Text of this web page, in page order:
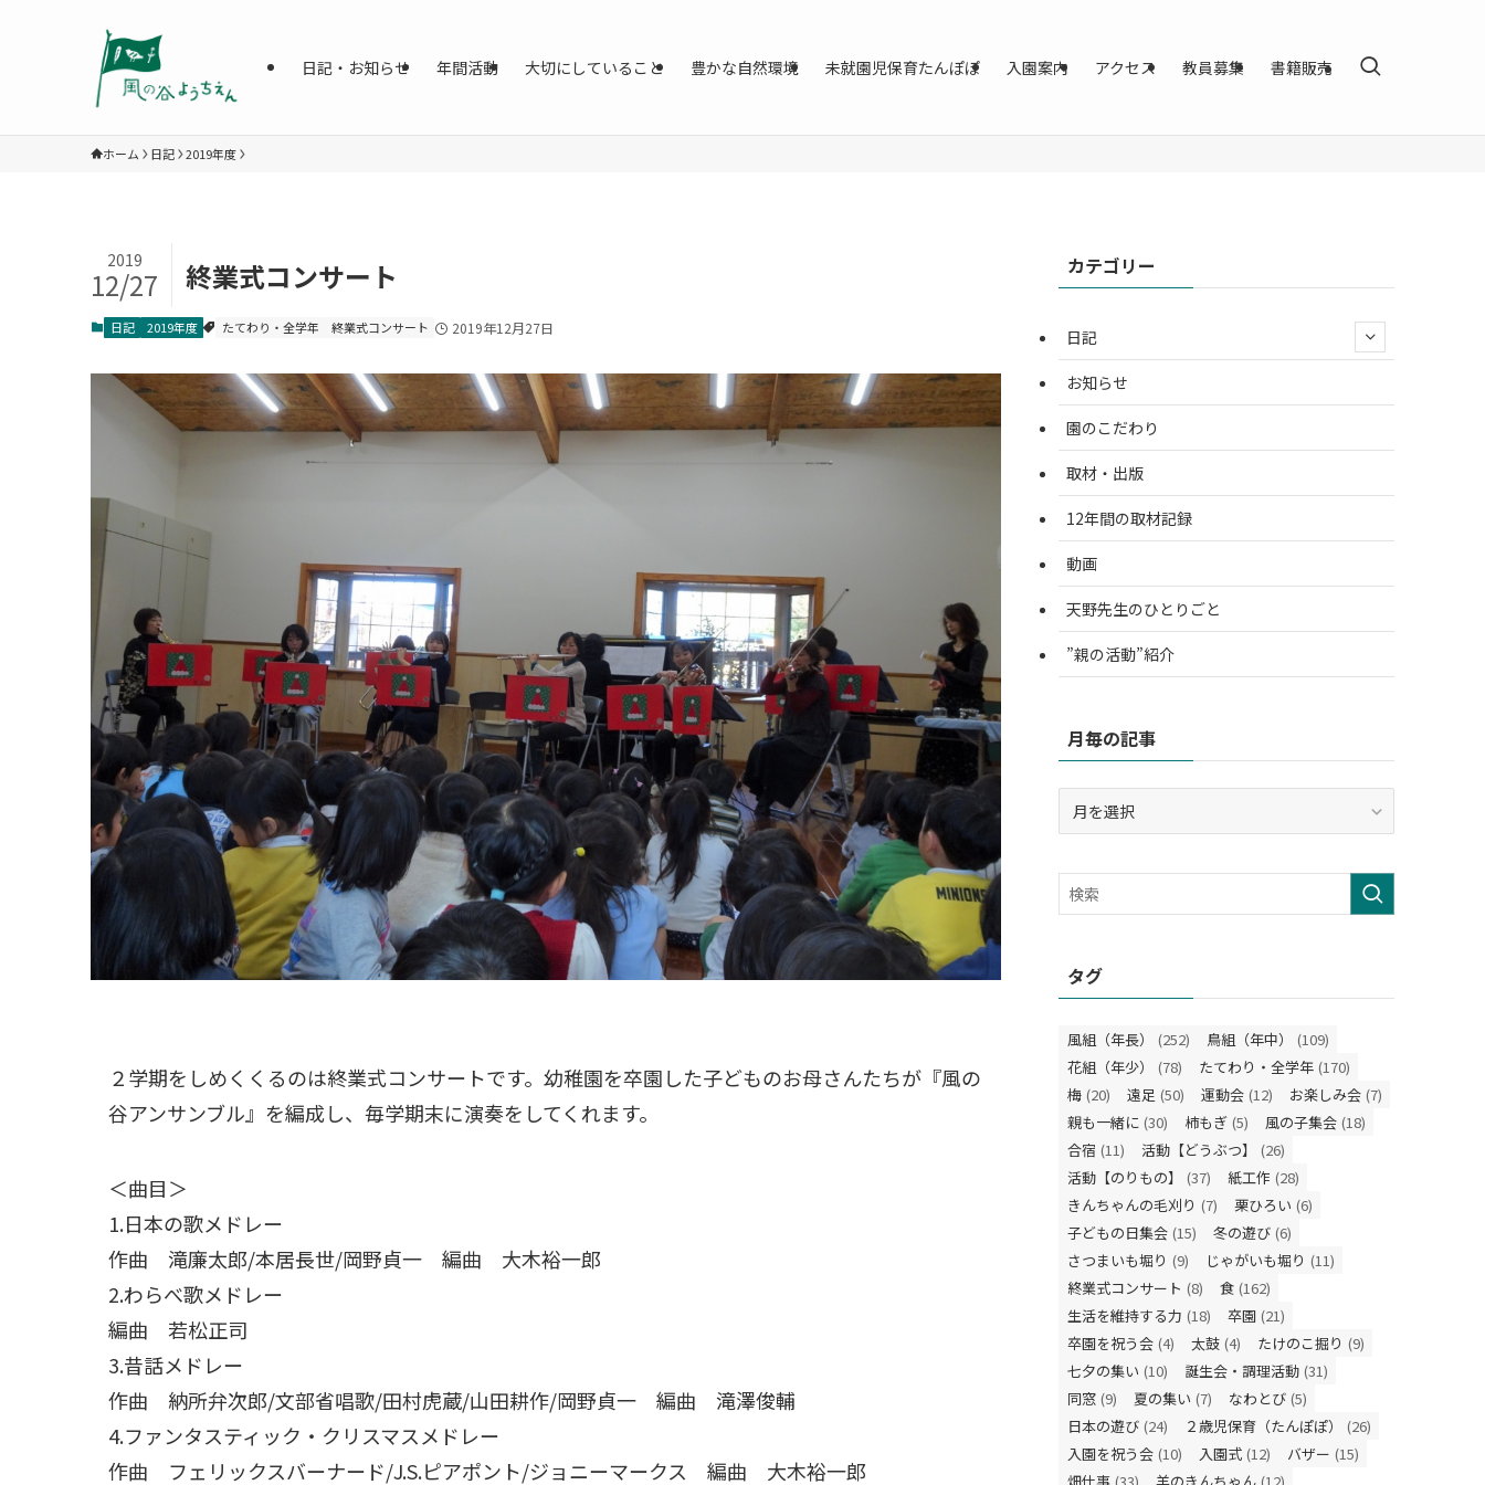
日記・お知らせ 年間活動 大切にしていること 豊かな自然環境 未就園児保育たんぽぽ 入園案内 アクセス 教員募集 書籍販売
ホーム 日記 2019年度
終業式コンサート
2019
12/27
日記 2019年度 たてわり・全学年 終業式コンサート 2019年12月27日
２学期をしめくくるのは終業式コンサートです。幼稚園を卒園した子どものお母さんたちが『風の
谷アンサンブル』を編成し、毎学期末に演奏をしてくれます。
＜曲目＞
1.日本の歌メドレー
作曲 滝廉太郎/本居長世/岡野貞一 編曲 大木裕一郎
2.わらべ歌メドレー
編曲 若松正司
3.昔話メドレー
作曲 納所弁次郎/文部省唱歌/田村虎蔵/山田耕作/岡野貞一 編曲 滝澤俊輔
4.ファンタスティック・クリスマスメドレー
作曲 フェリックスバーナード/J.S.ピアポント/ジョニーマークス 編曲 大木裕一郎
カテゴリー
日記
お知らせ
園のこだわり
取材・出版
12年間の取材記録
動画
天野先生のひとりごと
”親の活動”紹介
月毎の記事
記
事
タグ
風組（年長） (252) 鳥組（年中）
(109)
花組（年少）
(78) たてわり・全学年 (170)
梅 (20) 遠足 (50) 運動会 (12) お楽しみ会 (7)
親も一緒に (30) 柿もぎ (5) 風の子集会 (18)
合宿 (11) 活動【どうぶつ】
(26)
活動【のりもの】
(37) 紙工作 (28)
きんちゃんの毛刈り (7) 栗ひろい (6)
子どもの日集会 (15) 冬の遊び (6)
さつまいも堀り (9) じゃがいも堀り (11)
終業式コンサート (8) 食 (162)
生活を維持する力 (18) 卒園 (21)
卒園を祝う会 (4) 太鼓 (4) たけのこ掘り (9)
七夕の集い (10) 誕生会・調理活動 (31)
同窓 (9) 夏の集い (7) なわとび (5)
日本の遊び (24) ２歳児保育（たんぽぽ）
(26)
入園を祝う会 (10) 入園式 (12) バザー (15)